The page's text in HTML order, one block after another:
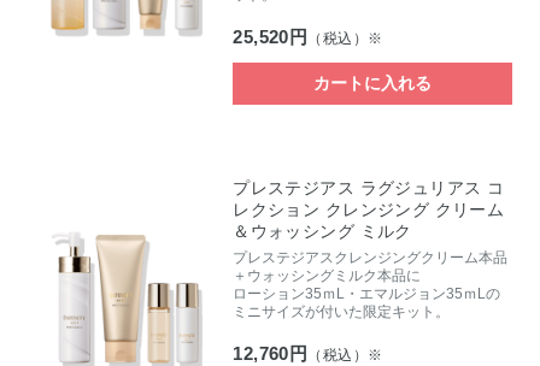
25,520円 （税込）※
カートに入れる
プレステジアス ラグジュリアス コ
レクション クレンジング クリーム
＆ウォッシング ミルク
プレステジアスクレンジングクリーム本品
＋ウォッシングミルク本品に
ローション35ｍL・エマルジョン35ｍLの
ミニサイズが付いた限定キット。
12,760円 （税込）※